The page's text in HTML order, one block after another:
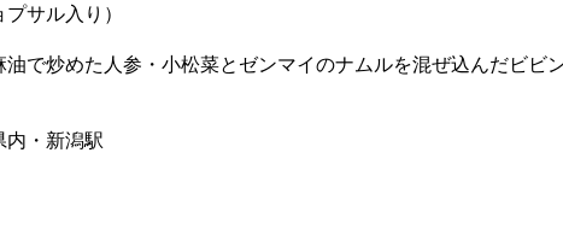
サル入り）
で炒めた人参・小松菜とゼンマイのナムルを混ぜ込んだビ
内・新潟駅